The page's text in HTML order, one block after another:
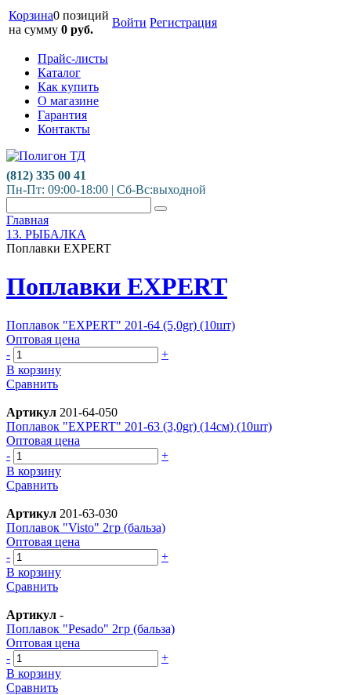
Корзина0 позиций
на сумму 0 руб.
Войти Регистрация
Прайс-листы
Каталог
Как купить
О магазине
Гарантия
Контакты
(812) 335 00 41
Пн-Пт: 09:00-18:00 | Сб-Вс:выходной
Главная
13. РЫБАЛКА
Поплавки EXPERT
Поплавки EXPERT
Поплавок "EXPERT" 201-64 (5,0gr) (10шт)
Оптовая цена
-
+
В корзину
Сравнить
Артикул 201-64-050
Поплавок "EXPERT" 201-63 (3,0gr) (14см) (10шт)
Оптовая цена
-
+
В корзину
Сравнить
Артикул 201-63-030
Поплавок "Visto" 2гр (бальза)
Оптовая цена
-
+
В корзину
Сравнить
Артикул -
Поплавок "Pesado" 2гр (бальза)
Оптовая цена
-
+
В корзину
Сравнить